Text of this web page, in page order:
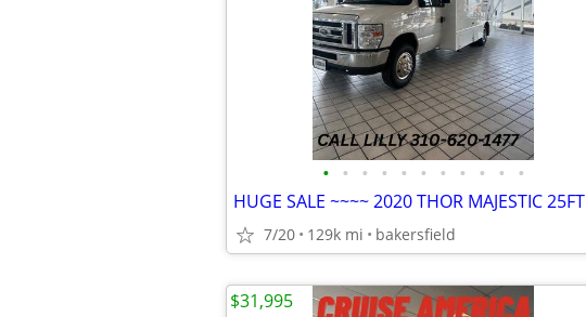
• • • • • • • • • • •
HUGE SALE ~~~~ 2020 THOR MAJESTIC 25FT
7/20 129k mi bakersfield
$31,995